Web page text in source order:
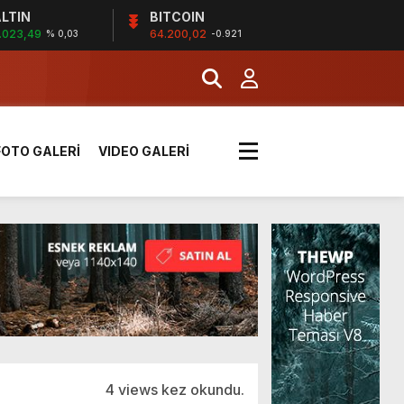
% 0,03
BITCOIN
64.200,02 -0.921
sırada
kazaya neden oldu
paylaştı
GALERİ VIDEO GALERİ
4 views kez okundu.